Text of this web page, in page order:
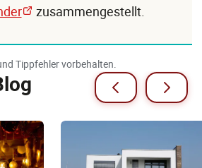
zusammengestellt.
Tippfehler vorbehalten.